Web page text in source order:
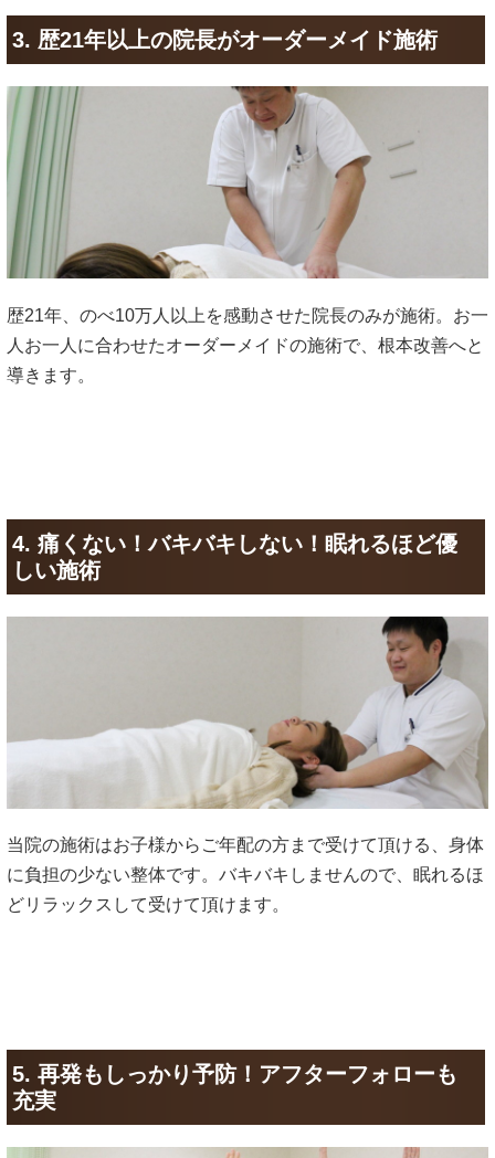
3. 歴21年以上の院長がオーダーメイド施術
歴21年、のべ10万人以上を感動させた院長のみが施術。お一
人お一人に合わせたオーダーメイドの施術で、根本改善へと
導きます。
4. 痛くない！バキバキしない！眠れるほど優
しい施術
当院の施術はお子様からご年配の方まで受けて頂ける、身体
に負担の少ない整体です。バキバキしませんので、眠れるほ
どリラックスして受けて頂けます。
5. 再発もしっかり予防！アフターフォローも
充実